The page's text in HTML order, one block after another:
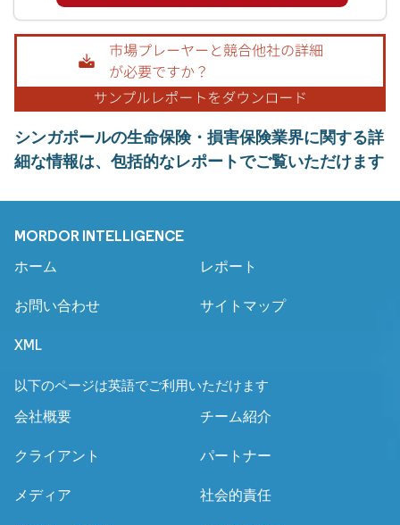
シンガポールの生命保険・損害保険業界に関する詳
細な情報は、包括的なレポートでご覧いただけます
MORDOR INTELLIGENCE
ホーム レポート
お問い合わせ サイトマップ
XML
以下のページは英語でご利用いただけます
会社概要 チーム紹介
クライアント パートナー
メディア 社会的責任